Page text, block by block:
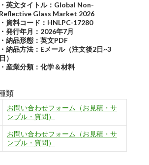
・英文タイトル：Global Non-
Reflective Glass Market 2026
・資料コード：HNLPC-17280
・発行年月：2026年7月
・納品形態：英文PDF
・納品方法：Eメール（注文後2日~3
日）
・産業分類：化学＆材料
類
お問い合わせフォーム（お見積・サ
ンプル・質問）
お問い合わせフォーム（お見積・サ
ンプル・質問）